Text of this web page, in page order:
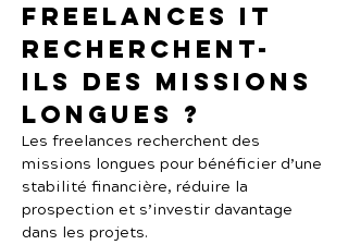
freelances IT
recherchent-
ils des missions
longues ?
Les freelances recherchent des
missions longues pour bénéficier d’une
stabilité financière, réduire la
prospection et s’investir davantage
dans les projets.